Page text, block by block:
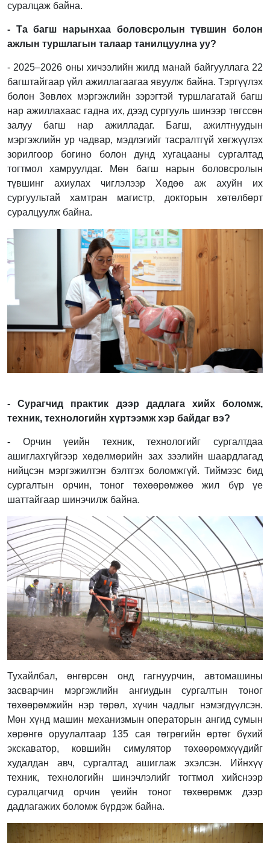
суралцаж байна.
- Табагш нарынхаа боловсролын түвшин болон
ажлын туршлагын талаар танилцуулна уу?
- 2025–2026 оны хичээлийн жилд манай байгууллага 22
багштайгаар үйл ажиллагаагаа явуулж байна. Тэргүүлэх
болон Зөвлөх мэргэжлийн зэрэгтэй туршлагатай багш
нар ажиллахаас гадна их, дээд сургууль шинээр төгссөн
залуу багш нар ажилладаг. Багш, ажилтнуудын
мэргэжлийн ур чадвар, мэдлэгийг тасралтгүй хөгжүүлэх
зорилгоор богино болон дунд хугацааны сургалтад
тогтмол хамруулдаг. Мөн багш нарын боловсролын
түвшинг ахиулах чиглэлээр Хөдөө аж ахуйн их
сургуультай хамтран магистр, докторын хөтөлбөрт
суралцуулж байна.
- Сурагчид практик дээр дадлага хийх боломж,
техник, технологийн хүртээмж хэр байдаг вэ?
- Орчин үеийн техник, технологийг сургалтдаа
ашиглахгүйгээр хөдөлмөрийн зах зээлийн шаардлагад
нийцсэн мэргэжилтэн бэлтгэх боломжгүй. Тиймээс бид
сургалтын орчин, тоног төхөөрөмжөө жил бүр үе
шаттайгаар шинэчилж байна.
Тухайлбал, өнгөрсөн онд гагнуурчин, автомашины
засварчин мэргэжлийн ангиудын сургалтын тоног
төхөөрөмжийн нэр төрөл, хүчин чадлыг нэмэгдүүлсэн.
Мөн хүнд машин механизмын операторын ангид сумын
хөрөнгө оруулалтаар 135 сая төгрөгийн өртөг бүхий
экскаватор, ковшийн симулятор төхөөрөмжүүдийг
худалдан авч, сургалтад ашиглаж эхэлсэн. Ийнхүү
техник, технологийн шинэчлэлийг тогтмол хийснээр
суралцагчид орчин үеийн тоног төхөөрөмж дээр
дадлагажих боломж бүрдэж байна.